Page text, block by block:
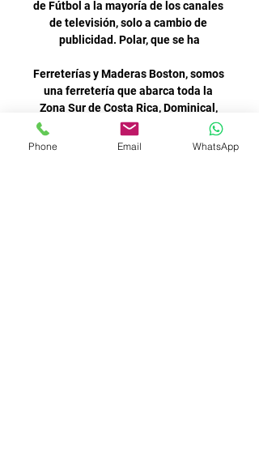
Phone Email WhatsApp